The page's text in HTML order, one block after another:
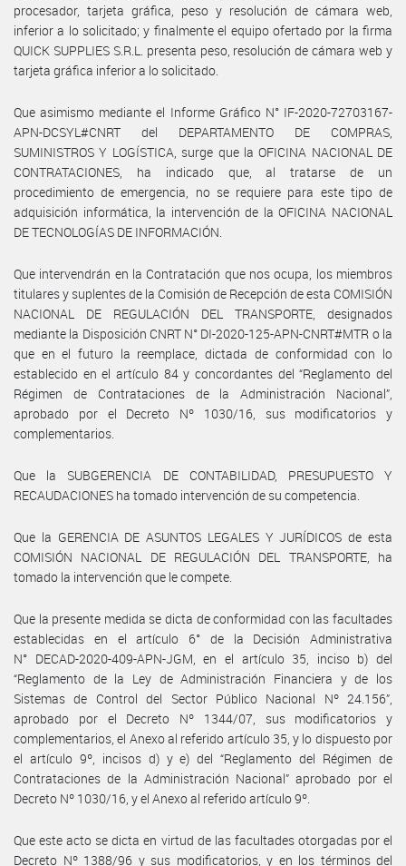
procesador, tarjeta gráfica, peso y resolución de cámara web,
inferior a lo solicitado; y finalmente el equipo ofertado por la firma
QUICK SUPPLIES S.R.L. presenta peso, resolución de cámara web y
tarjeta gráfica inferior a lo solicitado.
Que asimismo mediante el Informe Gráfico N° IF-2020-72703167-
APN-DCSYL#CNRT del DEPARTAMENTO DE COMPRAS,
SUMINISTROS Y LOGÍSTICA, surge que la OFICINA NACIONAL DE
CONTRATACIONES, ha indicado que, al tratarse de un
procedimiento de emergencia, no se requiere para este tipo de
adquisición informática, la intervención de la OFICINA NACIONAL
DE TECNOLOGÍAS DE INFORMACIÓN.
Que intervendrán en la Contratación que nos ocupa, los miembros
titulares y suplentes de la Comisión de Recepción de esta COMISIÓN
NACIONAL DE REGULACIÓN DEL TRANSPORTE, designados
mediante la Disposición CNRT N° DI-2020-125-APN-CNRT#MTR o la
que en el futuro la reemplace, dictada de conformidad con lo
establecido en el artículo 84 y concordantes del “Reglamento del
Régimen de Contrataciones de la Administración Nacional”,
aprobado por el Decreto Nº 1030/16, sus modificatorios y
complementarios.
Que la SUBGERENCIA DE CONTABILIDAD, PRESUPUESTO Y
RECAUDACIONES ha tomado intervención de su competencia.
Que la GERENCIA DE ASUNTOS LEGALES Y JURÍDICOS de esta
COMISIÓN NACIONAL DE REGULACIÓN DEL TRANSPORTE, ha
tomado la intervención que le compete.
Que la presente medida se dicta de conformidad con las facultades
establecidas en el artículo 6° de la Decisión Administrativa
N° DECAD-2020-409-APN-JGM, en el artículo 35, inciso b) del
“Reglamento de la Ley de Administración Financiera y de los
Sistemas de Control del Sector Público Nacional Nº 24.156”,
aprobado por el Decreto Nº 1344/07, sus modificatorios y
complementarios, el Anexo al referido artículo 35, y lo dispuesto por
el artículo 9º, incisos d) y e) del “Reglamento del Régimen de
Contrataciones de la Administración Nacional” aprobado por el
Decreto Nº 1030/16, y el Anexo al referido artículo 9º.
Que este acto se dicta en virtud de las facultades otorgadas por el
Decreto Nº 1388/96 y sus modificatorios, y en los términos del